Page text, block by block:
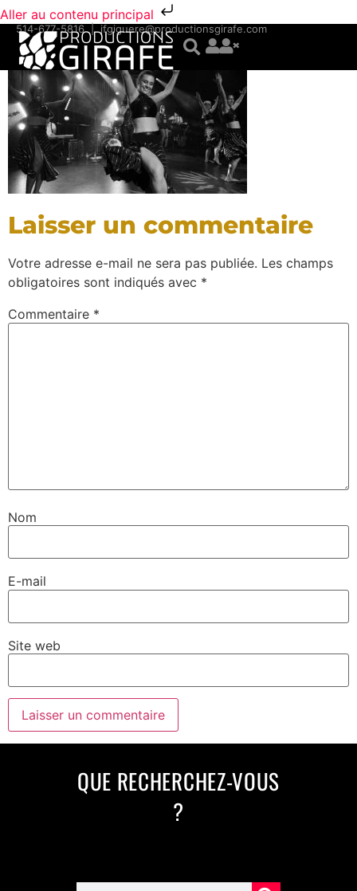
Aller au contenu principal
514-677-5816|jfgiguere@productionsgirafe.com
Laisser un commentaire
Votre adresse e-mail ne sera pas publiée. Les champs
obligatoires sont indiqués avec *
Commentaire *
Nom
E-mail
Site web
QUE RECHERCHEZ-VOUS
?